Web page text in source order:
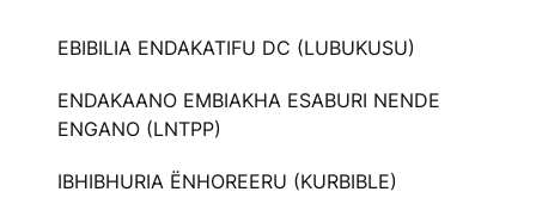
EBIBILIA ENDAKATIFU DC (LUBUKUSU)
ENDAKAANO EMBIAKHA ESABURI NENDE
ENGANO (LNTPP)
IBHIBHURIA ËNHOREERU (KURBIBLE)